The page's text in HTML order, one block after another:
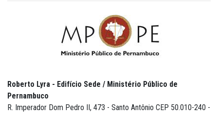
Roberto Lyra - Edifício Sede / Ministério Público de
Pernambuco
R. Imperador Dom Pedro II, 473 - Santo Antônio CEP 50.010-240 -